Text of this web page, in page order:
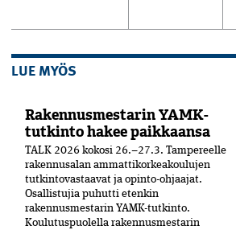
LUE MYÖS
Rakennusmestarin YAMK-
tutkinto hakee paikkaansa
TALK 2026 kokosi 26.–27.3. Tampereelle
rakennusalan ammattikorkeakoulujen
tutkintovastaavat ja opinto-ohjaajat.
Osallistujia puhutti etenkin
rakennusmestarin YAMK-tutkinto.
Koulutuspuolella rakennusmestarin